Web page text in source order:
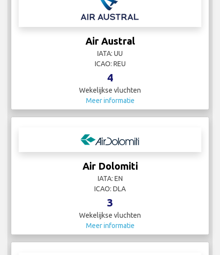
Air Austral
IATA: UU
ICAO: REU
4
Wekelijkse vluchten
Meer informatie
Air Dolomiti
IATA: EN
ICAO: DLA
3
Wekelijkse vluchten
Meer informatie